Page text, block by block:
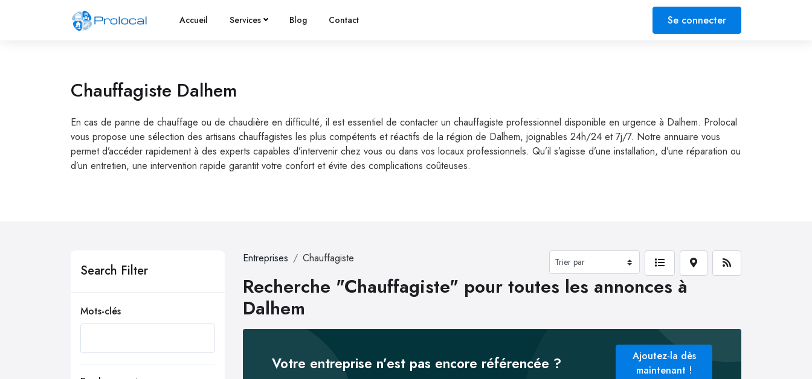
Accueil Services Blog Contact Se connecter
Chauffagiste Dalhem
En cas de panne de chauffage ou de chaudière en difficulté, il est essentiel de contacter un chauffagiste professionnel disponible en urgence à Dalhem. Prolocal
vous propose une sélection des artisans chauffagistes les plus compétents et réactifs de la région de Dalhem, joignables 24h/24 et 7j/7. Notre annuaire vous
permet d’accéder rapidement à des experts capables d’intervenir chez vous ou dans vos locaux professionnels. Qu’il s’agisse d’une installation, d’une réparation ou
d’un entretien, une intervention rapide garantit votre confort et évite des complications coûteuses.
Search Filter
Mots-clés
Entreprises Chauffagiste
Recherche "Chauffagiste" pour toutes les annonces à
Dalhem
Votre entreprise n’est pas encore référencée ?
Ajoutez-la dès
maintenant !